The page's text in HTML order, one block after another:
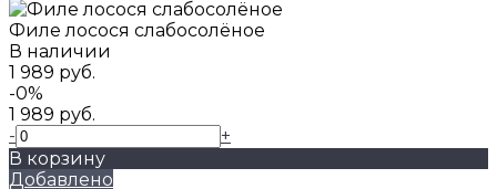
Филе лосося слабосолёное
В наличии
1 989 руб.
-0%
1 989 руб.
-
+
В корзину
Добавлено